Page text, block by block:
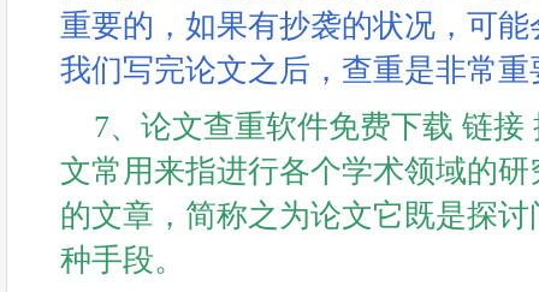
重要的，如果有抄袭的状况，可
我们写完论文之后，查重是非常重
7、论文查重软件免费下载 链接
文常用来指进行各个学术领域的
的文章，简称之为论文它既是探
种手段。